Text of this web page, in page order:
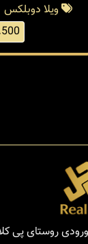
ویلا دوبلکس
5.500
روستای پی